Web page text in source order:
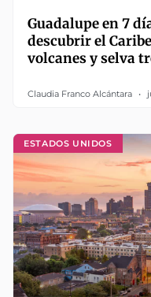
Guadalupe en 7
descubrir el
volcanes y selva
Claudia Franco Alcántara
ESTADOS UNIDOS